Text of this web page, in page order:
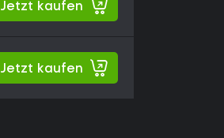
Jetzt kaufen
Jetzt kaufen